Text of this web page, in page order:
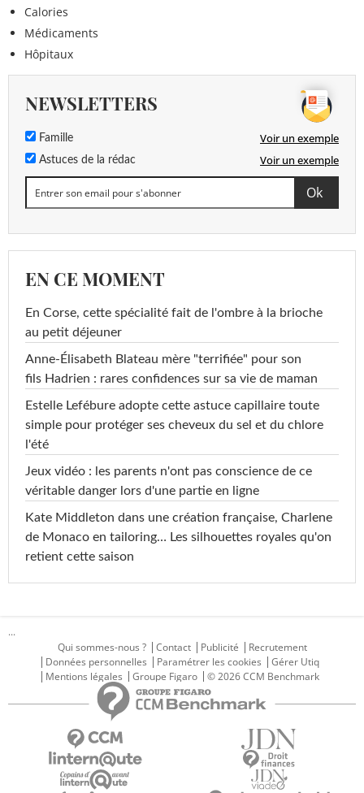
Calories
Médicaments
Hôpitaux
NEWSLETTERS
Famille Voir un exemple
Astuces de la rédac Voir un exemple
EN CE MOMENT
En Corse, cette spécialité fait de l'ombre à la brioche
au petit déjeuner
Anne-Élisabeth Blateau mère "terrifiée" pour son
fils Hadrien : rares confidences sur sa vie de maman
Estelle Lefébure adopte cette astuce capillaire toute
simple pour protéger ses cheveux du sel et du chlore
l'été
Jeux vidéo : les parents n'ont pas conscience de ce
véritable danger lors d'une partie en ligne
Kate Middleton dans une création française, Charlene
de Monaco en tailoring… Les silhouettes royales qu'on
retient cette saison
...
Qui sommes-nous ?
Contact Publicité
Recrutement
Données personnelles
Paramétrer les cookies
Gérer Utiq
Mentions légales
Groupe Figaro © 2026 CCM Benchmark